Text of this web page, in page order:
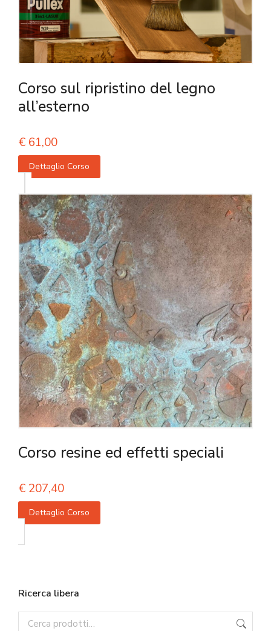
Corso sul ripristino del legno
all’esterno
€ 61,00
Dettaglio Corso
Corso resine ed effetti speciali
€ 207,40
Dettaglio Corso
Ricerca libera